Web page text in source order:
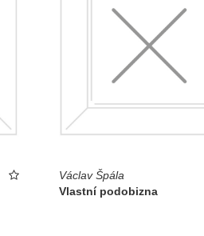
Václav Špála
Vlastní podobizna